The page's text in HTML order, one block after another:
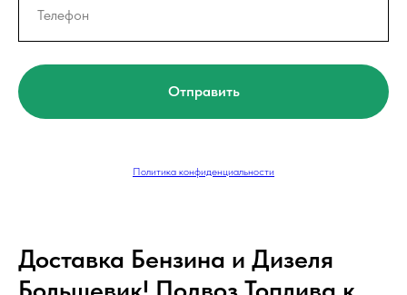
Отправить
Политика конфиденциальности
Доставка Бензина и Дизеля